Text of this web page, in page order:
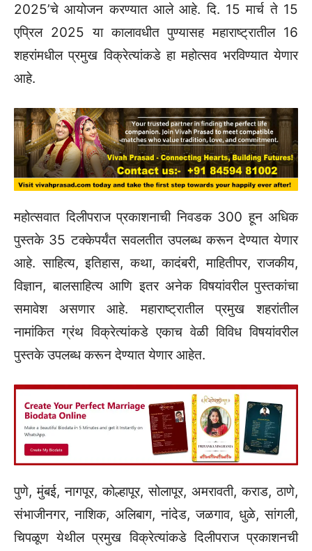
2025‌’चे आयोजन करण्यात आले आहे. दि. 15 मार्च ते 15
एप्रिल 2025 या कालावधीत पुण्यासह महाराष्ट्रातील 16
शहरांमधील प्रमुख विक्रेत्यांकडे हा महोत्सव भरविण्यात येणार
आहे.
महोत्सवात दिलीपराज प्रकाशनाची निवडक 300 हून अधिक
पुस्तके 35 टक्केपर्यंत सवलतीत उपलब्ध करून देण्यात येणार
आहे. साहित्य, इतिहास, कथा, कादंबरी, माहितीपर, राजकीय,
विज्ञान, बालसाहित्य आणि इतर अनेक विषयांवरील पुस्तकांचा
समावेश असणार आहे. महाराष्ट्रातील प्रमुख शहरांतील
नामांकित ग्रंथ विक्रेत्यांकडे एकाच वेळी विविध विषयांवरील
पुस्तके उपलब्ध करून देण्यात येणार आहेत.
पुणे, मुंबई, नागपूर, कोल्हापूर, सोलापूर, अमरावती, कराड, ठाणे,
संभाजीनगर, नाशिक, अलिबाग, नांदेड, जळगाव, धुळे, सांगली,
चिपळूण येथील प्रमुख विक्रेत्यांकडे दिलीपराज प्रकाशनची